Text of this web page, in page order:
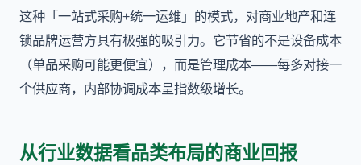
这种「一站式采购+统一运维」的模式，对商业地产和连
锁品牌运营方具有极强的吸引力。它节省的不是设备成本
（单品采购可能更便宜），而是管理成本——每多对接一
个供应商，内部协调成本呈指数级增长。
从行业数据看品类布局的商业回报